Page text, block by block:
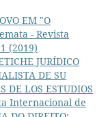
EM "O
- Revista
(2019)
JURÍDICO
DE SU
DE LOS ESTUDIOS
Internacional de